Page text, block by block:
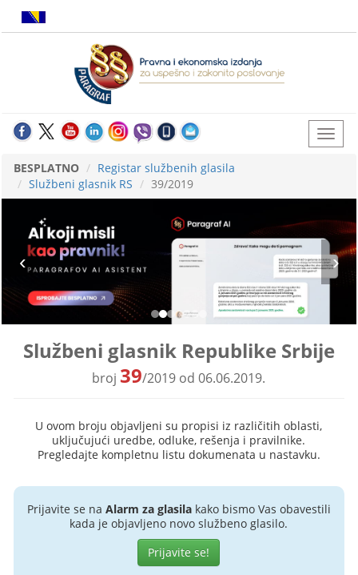
BESPLATNO
Registar službenih glasila
Službeni glasnik RS
39/2019
Službeni glasnik Republike Srbije
broj 39/2019 od 06.06.2019.
U ovom broju objavljeni su propisi iz različitih oblasti,
uključujući uredbe, odluke, rešenja i pravilnike.
Pregledajte kompletnu listu dokumenata u nastavku.
Prijavite se na Alarm za glasilakako bismo Vas obavestili
kada je objavljeno novo službeno glasilo.
Prijavite se!